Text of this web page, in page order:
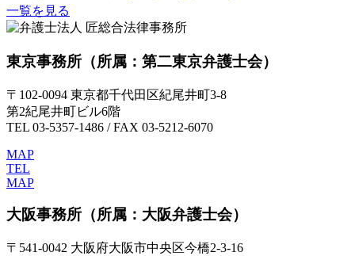
一覧を見る
東京事務所 （所属：第二東京弁護士会）
〒102-0094 東京都千代田区紀尾井町3-8
第2紀尾井町ビル6階
TEL 03-5357-1486 / FAX 03-5212-6070
MAP
TEL
MAP
大阪事務所 （所属：大阪弁護士会）
〒541-0042 大阪府大阪市中央区今橋2-3-16